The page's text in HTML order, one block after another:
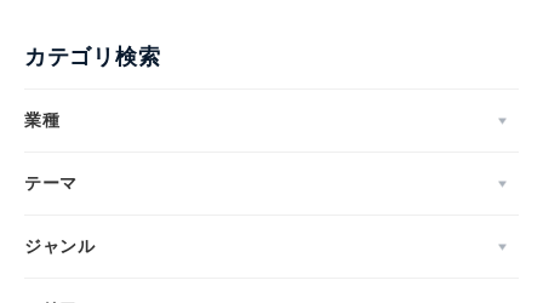
カテゴリ検索
業種
テーマ
ジャンル